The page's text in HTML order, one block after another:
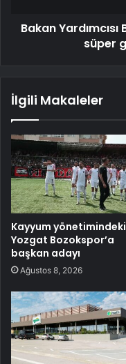
Bakan
süper
İlgili Makaleler
Kayyum yönetimindeki
Yozgat Bozokspor’a
başkan adayı
Ağustos 8, 2026